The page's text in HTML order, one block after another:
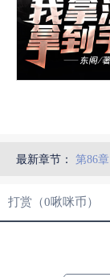
最新章节： 第86
打赏（0啾咪币）